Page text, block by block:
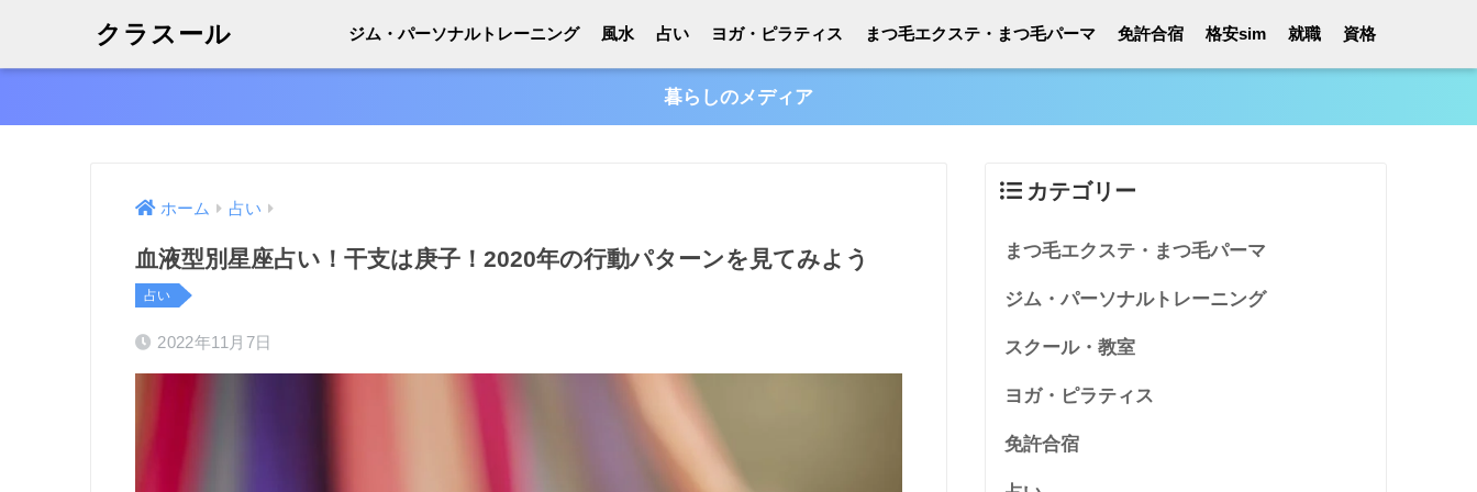
クラスール ジム・パーソナルトレーニング 風水 占い ヨガ・ピラティス まつ毛エクステ・まつ毛パーマ 免許合宿 格安sim 就職 資格
暮らしのメディア
ホーム 占い
血液型別星座占い！干支は庚子！2020年の行動パターンを見てみよう
占い
2022年11月7日
カテゴリー
まつ毛エクステ・まつ毛パーマ
ジム・パーソナルトレーニング
スクール・教室
ヨガ・ピラティス
免許合宿